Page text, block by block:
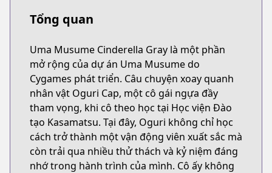
Tổng quan
Uma Musume Cinderella Gray là một phần
mở rộng của dự án Uma Musume do
Cygames phát triển. Câu chuyện xoay quanh
nhân vật Oguri Cap, một cô gái ngựa đầy
tham vọng, khi cô theo học tại Học viện Đào
tạo Kasamatsu. Tại đây, Oguri không chỉ học
cách trở thành một vận động viên xuất sắc mà
còn trải qua nhiều thử thách và kỷ niệm đáng
nhớ trong hành trình của mình. Cô ấy không